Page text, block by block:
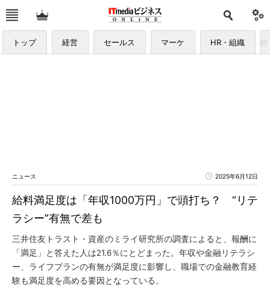
トップ 経営 セールス マーケ HR・組織
ニュース 2025年6月12日
給料満足度は「年収1000万円」で頭打ち？ “リテ
ラシー”有無で差も
三井住友トラスト・資産のミライ研究所の調査によると、報酬に
「満足」と答えた人は21.6％にとどまった。年収や金融リテラシ
ー、ライフプランの有無が満足度に影響し、職場での金融教育経
験も満足度を高める要因となっている。